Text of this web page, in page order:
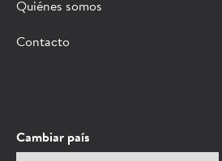
Quiénes somos
Contacto
Cambiar país